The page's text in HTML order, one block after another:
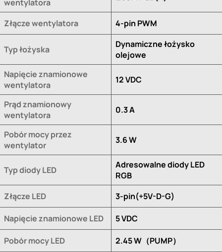
wentylatora
Złącze wentylatora 4-pin PWM
Typ łożyska
Dynamiczne łożysko
olejowe
Napięcie znamionowe
wentylatora
12 VDC
Prąd znamionowy
wentylatora
0.3 A
Pobór mocy przez
wentylator
3.6 W
Typ diody LED
Adresowalne diody LED
RGB
Złącze LED
3-pin(+5V-D-G)
Napięcie znamionowe LED 5 VDC
Pobór mocy LED 2.45 W（PUMP）